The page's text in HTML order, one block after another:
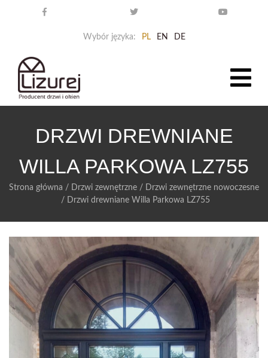
Wybór języka: PL EN DE
DRZWI DREWNIANE
WILLA PARKOWA LZ755
Strona główna / Drzwi zewnętrzne / Drzwi zewnętrzne nowoczesne
/ Drzwi drewniane Willa Parkowa LZ755